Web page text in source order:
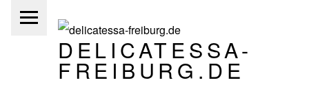
DELICATESSA-
FREIBURG.DE